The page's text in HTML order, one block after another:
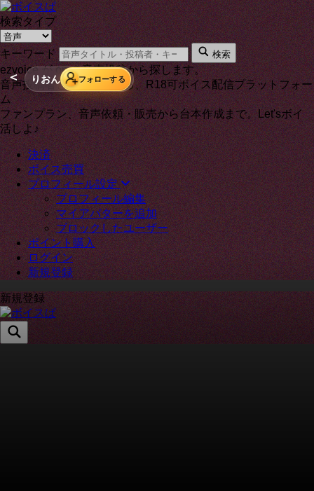
検索タイプ
キーワード 検索
ezvoice が on の音声投稿から探します。
音声投稿者と通話もできる、R18可ボイス配信プラットフォー
ム
ファンプラン、音声依頼・販売から台本作成まで。Let'sボイ
活しよ♪
決済
ボイス売買
プロフィール設定
プロフィール編集
マイアバターを追加
ブロックしたユーザー
ポイント購入
ログイン
新規登録
新規登録
＜ りおん フォローする